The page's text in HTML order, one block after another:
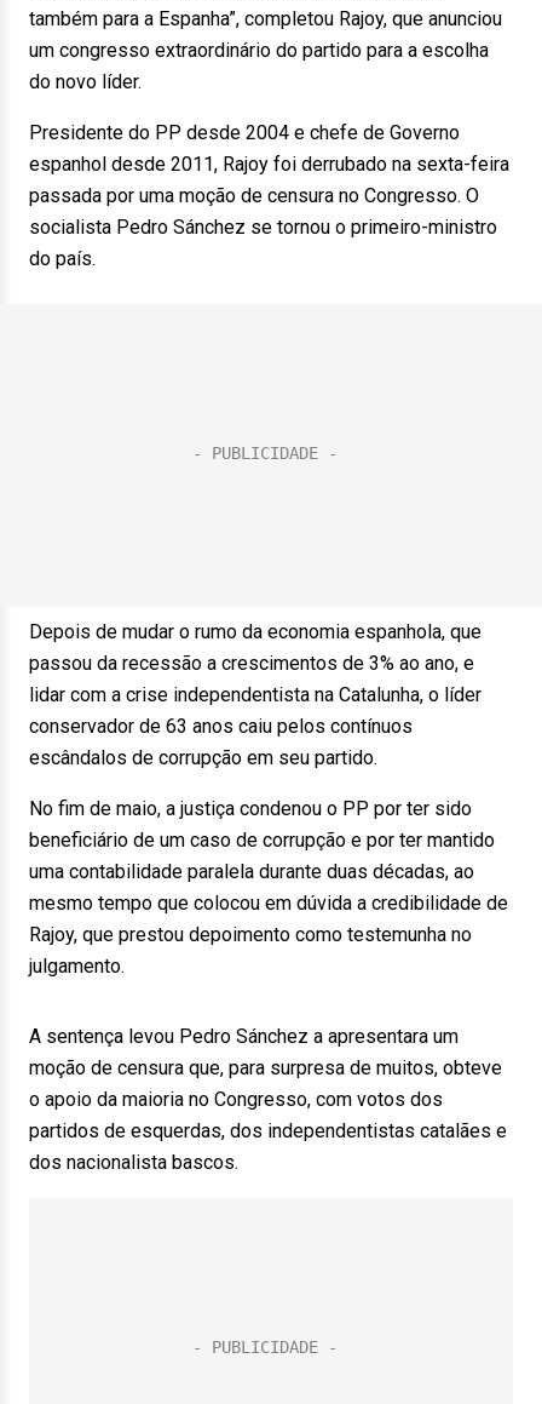
também para a Espanha”, completou Rajoy, que anunciou
um congresso extraordinário do partido para a escolha
do novo líder.
Presidente do PP desde 2004 e chefe de Governo
espanhol desde 2011, Rajoy foi derrubado na sexta-feira
passada por uma moção de censura no Congresso. O
socialista Pedro Sánchez se tornou o primeiro-ministro
do país.
Depois de mudar o rumo da economia espanhola, que
passou da recessão a crescimentos de 3% ao ano, e
lidar com a crise independentista na Catalunha, o líder
conservador de 63 anos caiu pelos contínuos
escândalos de corrupção em seu partido.
No fim de maio, a justiça condenou o PP por ter sido
beneficiário de um caso de corrupção e por ter mantido
uma contabilidade paralela durante duas décadas, ao
mesmo tempo que colocou em dúvida a credibilidade de
Rajoy, que prestou depoimento como testemunha no
julgamento.
A sentença levou Pedro Sánchez a apresentara um
moção de censura que, para surpresa de muitos, obteve
o apoio da maioria no Congresso, com votos dos
partidos de esquerdas, dos independentistas catalães e
dos nacionalista bascos.